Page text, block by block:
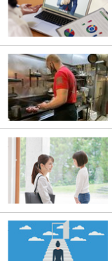
2021/05/26
2021/05/21
2021/04/29